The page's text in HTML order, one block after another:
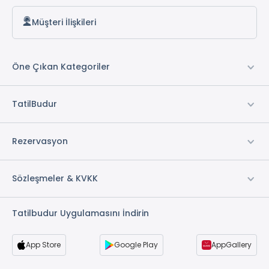
Müşteri İlişkileri
Öne Çıkan Kategoriler
TatilBudur
Rezervasyon
Sözleşmeler & KVKK
Tatilbudur Uygulamasını İndirin
App Store Google Play AppGallery